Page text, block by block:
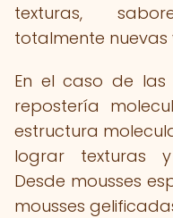
texturas,
totalmente nuevas
En el caso de las
repostería
estructura
lograr texturas y
Desde mousses
mousses